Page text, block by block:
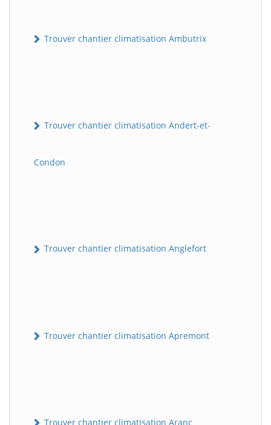
Trouver chantier climatisation Ambutrix
Trouver chantier climatisation Andert-et-
Condon
Trouver chantier climatisation Anglefort
Trouver chantier climatisation Apremont
Trouver chantier climatisation Aranc